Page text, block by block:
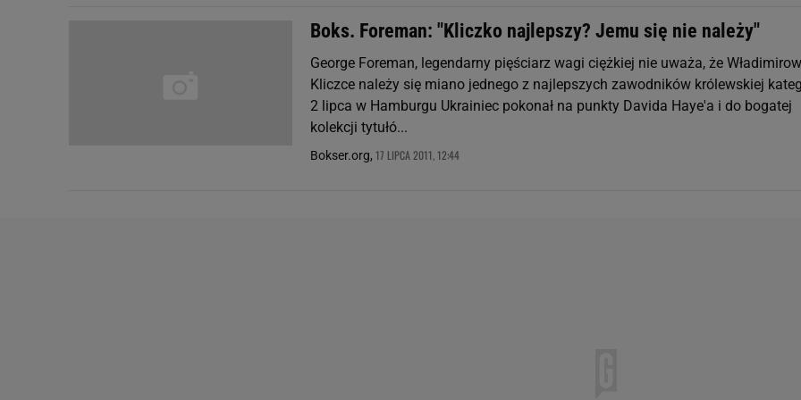
Boks. Foreman: "Kliczko najlepszy? Jemu się nie należy"
George Foreman, legendarny pięściarz wagi ciężkiej nie uważa, że
Kliczce należy się miano jednego z najlepszych zawodników królewskiej
2 lipca w Hamburgu Ukrainiec pokonał na punkty Davida Haye'a i do bogatej
kolekcji tytułó...
Bokser.org, 17 LIPCA 2011, 12:44